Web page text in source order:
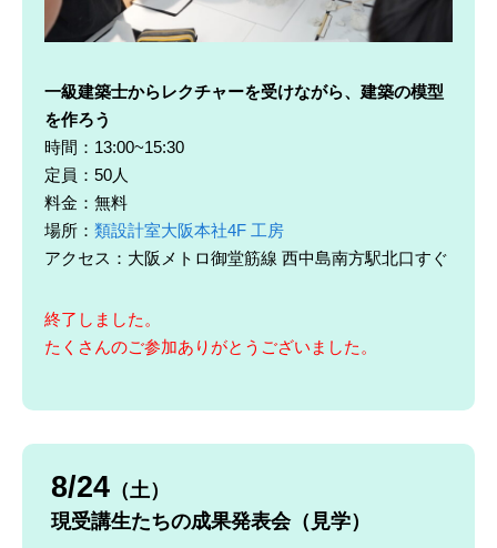
一級建築士からレクチャーを受けながら、建築の模型
を作ろう
時間：13:00~15:30
定員：50人
料金：無料
場所： 類設計室大阪本社4F 工房
アクセス：大阪メトロ御堂筋線 西中島南方駅北口すぐ
終了しました。
たくさんのご参加ありがとうございました。
8/24 （土）
現受講生たちの成果発表会（見学）